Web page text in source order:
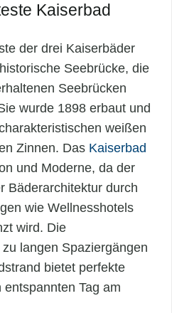
Kaiserbad
der drei Kaiserbäder
Seebrücke, die
Seebrücken
wurde 1898 erbaut und
weißen
Zinnen. Das Kaiserbad
und Moderne, da der
Bäderarchitektur durch
wie Wellnesshotels
wird. Die
langen Spaziergängen
bietet perfekte
Tag am